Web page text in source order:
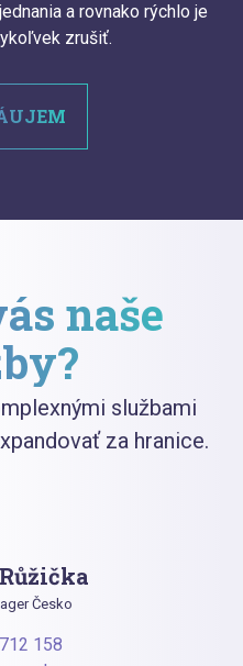
a rovnako rýchlo je
zrušiť.
naše
službami
za hranice.
Česko
158